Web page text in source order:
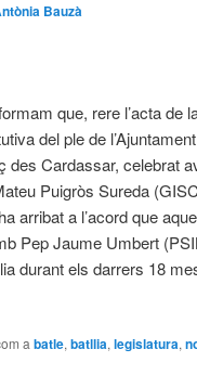
Bauzà
que, rere l’acta de
del ple de
des Cardassar, celebrat
Puigròs Sureda
arribat a l’acord que
Pep Jaume Umbert
durant els darrers 18
a batle,batllia,legislatura,